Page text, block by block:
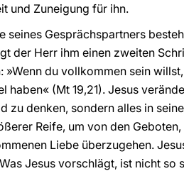
und Zuneigung für ihn.
Gesprächspartners
der Herr ihm einen zweiten
du vollkommen sein
haben« (Mt 19,21). Jesus
zu denken, sondern alles in
Reife, um von den
Liebe überzugehen.
Jesus vorschlägt, ist nicht so